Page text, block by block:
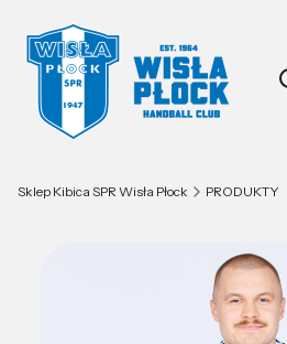
Sklep Kibica SPR Wisła Płock PRODUKTY